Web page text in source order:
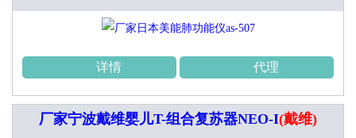
详情 代理
厂家宁波戴维婴儿T-组合复苏器NEO-I(戴维)